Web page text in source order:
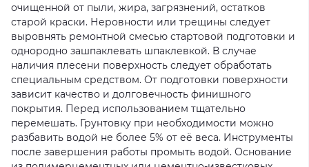
очищенной от пыли, жира, загрязнений, остатков
старой краски. Неровности или трещины следует
выровнять ремонтной смесью стартовой подготовки и
однородно зашпаклевать шпаклевкой. В случае
наличия плесени поверхность следует обработать
специальным средством. От подготовки поверхности
зависит качество и долговечность финишного
покрытия. Перед использованием тщательно
перемешать. Грунтовку при необходимости можно
разбавить водой не более 5% от её веса. Инструменты
после завершения работы промыть водой. Основание